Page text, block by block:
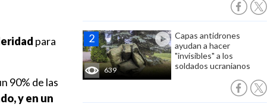
639
Capas antidrones
ayudan a hacer
"invisibles" a los
soldados ucranianos
para
90% de las
y en un